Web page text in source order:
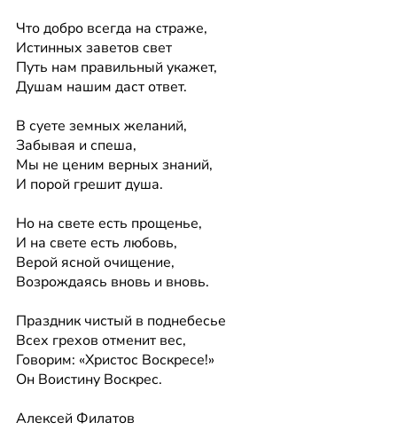
Что добро всегда на страже,
Истинных заветов свет
Путь нам правильный укажет,
Душам нашим даст ответ.
В суете земных желаний,
Забывая и спеша,
Мы не ценим верных знаний,
И порой грешит душа.
Но на свете есть прощенье,
И на свете есть любовь,
Верой ясной очищение,
Возрождаясь вновь и вновь.
Праздник чистый в поднебесье
Всех грехов отменит вес,
Говорим: «Христос Воскресе!»
Он Воистину Воскрес.
Алексей Филатов